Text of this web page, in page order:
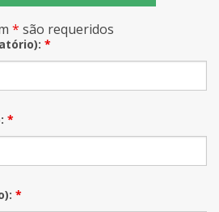
* são requeridos
*
*
*